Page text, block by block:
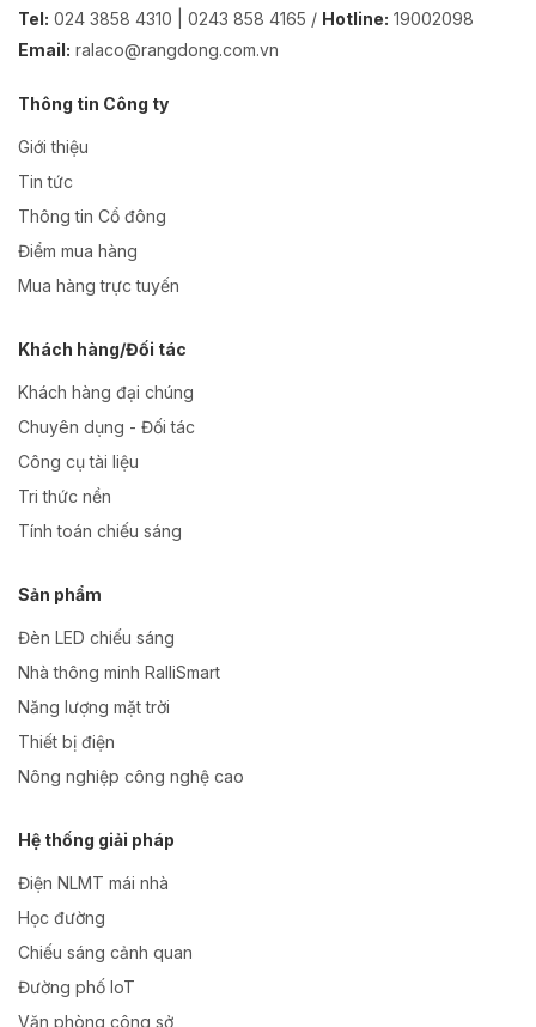
Tel: 024 3858 4310 | 0243 858 4165 / Hotline: 19002098
Email: ralaco@rangdong.com.vn
Thông tin Công ty
Giới thiệu
Tin tức
Thông tin Cổ đông
Điểm mua hàng
Mua hàng trực tuyến
Khách hàng/Đối tác
Khách hàng đại chúng
Chuyên dụng - Đối tác
Công cụ tài liệu
Tri thức nền
Tính toán chiếu sáng
Sản phẩm
Đèn LED chiếu sáng
Nhà thông minh RalliSmart
Năng lượng mặt trời
Thiết bị điện
Nông nghiệp công nghệ cao
Hệ thống giải pháp
Điện NLMT mái nhà
Học đường
Chiếu sáng cảnh quan
Đường phố IoT
Văn phòng công sở